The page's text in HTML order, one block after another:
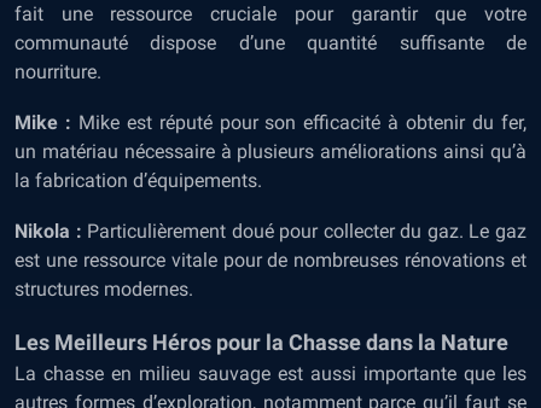
fait une ressource cruciale pour garantir que votre
communauté dispose d’une quantité suffisante de
nourriture.
Mike : Mike est réputé pour son efficacité à obtenir du fer,
un matériau nécessaire à plusieurs améliorations ainsi qu’à
la fabrication d’équipements.
Nikola : Particulièrement doué pour collecter du gaz. Le gaz
est une ressource vitale pour de nombreuses rénovations et
structures modernes.
Les Meilleurs Héros pour la Chasse dans la Nature
La chasse en milieu sauvage est aussi importante que les
autres formes d’exploration, notamment parce qu’il faut se